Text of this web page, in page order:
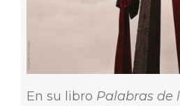
En su libro Palabras de